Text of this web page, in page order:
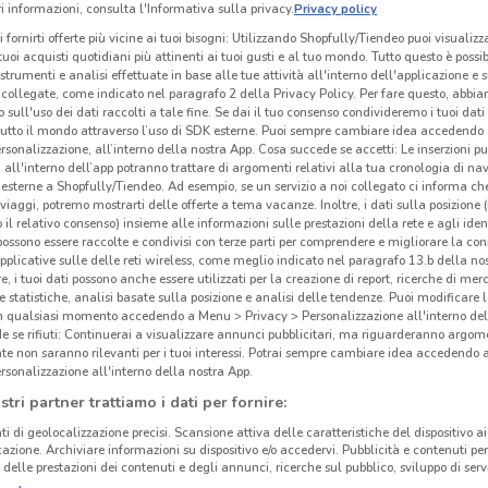
Ferplast
Scade il 31/12 11.9 km
Ferplast
Scade il 31/12 11.9 km
Antiparassitari Lettiera per gatti
FERPLAST VOLANTINO ISOLA DEI TESORI
PET STORE CONAD
informazioni, consulta l'Informativa sulla privacy.Privacy policy
fornirti offerte più vicine ai tuoi bisogni: Utilizzando Shopfully/Tiendeo puoi
acquisti quotidiani più attinenti ai tuoi gusti e al tuo mondo. Tutto questo è
e analisi effettuate in base alle tue attività all'interno dell'applicazione e
come indicato nel paragrafo 2 della Privacy Policy. Per fare questo,
sull'uso dei dati raccolti a tale fine. Se dai il tuo consenso condivideremo i tuoi dati
il mondo attraverso l’uso di SDK esterne. Puoi sempre cambiare idea accedendo
all’interno della nostra App. Cosa succede se accetti: Le inserzioni
all'interno dell’app potranno trattare di argomenti relativi alla tua cronologia di
a Shopfully/Tiendeo. Ad esempio, se un servizio a noi collegato ci informa
potremo mostrarti delle offerte a tema vacanze. Inoltre, i dati sulla posizione
il relativo consenso) insieme alle informazioni sulle prestazioni della rete e agli
essere raccolte e condivisi con terze parti per comprendere e migliorare la
sulle delle reti wireless, come meglio indicato nel paragrafo 13.b della
i tuoi dati possono anche essere utilizzati per la creazione di report, ricerche di
statistiche, analisi basate sulla posizione e analisi delle tendenze. Puoi modificare
qualsiasi momento accedendo a Menu > Privacy > Personalizzazione all'interno
se rifiuti: Continuerai a visualizzare annunci pubblicitari, ma riguarderanno
non saranno rilevanti per i tuoi interessi. Potrai sempre cambiare idea accedendo
all'interno della nostra App.
partner trattiamo i dati per fornire:
di geolocalizzazione precisi. Scansione attiva delle caratteristiche del dispositivo
Archiviare informazioni su dispositivo e/o accedervi. Pubblicità e contenuti
prestazioni dei contenuti e degli annunci, ricerche sul pubblico, sviluppo di